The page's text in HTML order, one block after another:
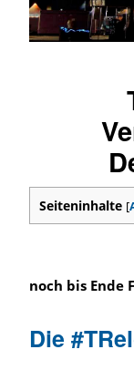
Seiteninhalte [
noch bis Ende
Die